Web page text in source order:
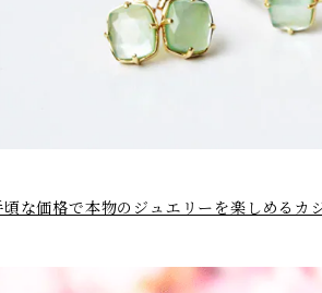
頃な価格で本物のジュエリーを楽しめる